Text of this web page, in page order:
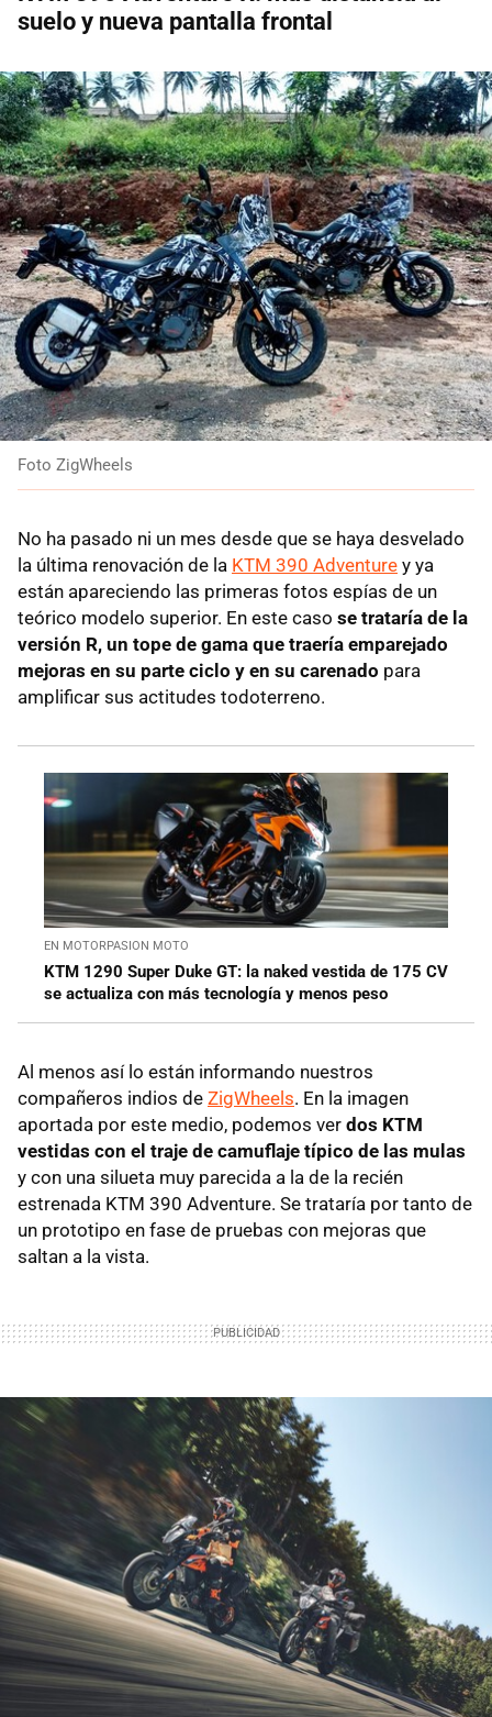
suelo y nueva pantalla frontal
Foto ZigWheels
No ha pasado ni un mes desde que se haya desvelado
la última renovación de la KTM 390 Adventure y ya
están apareciendo las primeras fotos espías de un
teórico modelo superior. En este caso se trataría de la
versión R, un tope de gama que traería emparejado
mejoras en su parte ciclo y en su carenado para
amplificar sus actitudes todoterreno.
EN MOTORPASION MOTO
KTM 1290 Super Duke GT: la naked vestida de 175 CV
se actualiza con más tecnología y menos peso
Al menos así lo están informando nuestros
compañeros indios de ZigWheels. En la imagen
aportada por este medio, podemos ver dos KTM
vestidas con el traje de camuflaje típico de las mulas
y con una silueta muy parecida a la de la recién
estrenada KTM 390 Adventure. Se trataría por tanto de
un prototipo en fase de pruebas con mejoras que
saltan a la vista.